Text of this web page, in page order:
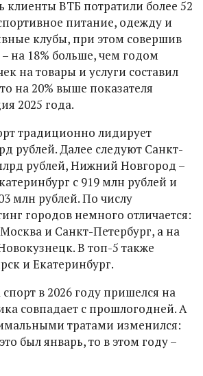
клиенты ВТБ потратили более 52
питание, одежду и
клубы, при этом совершив
на 18% больше, чем годом
на товары и услуги составил
на 20% выше показателя
2025 года.
традиционно лидирует
рублей. Далее следуют Санкт-
рублей, Нижний Новгород –
с 919 млн рублей и
млн рублей. По числу
городов немного отличается:
и Санкт-Петербург, а на
В топ-5 также
и Екатеринбург.
в 2026 году пришелся на
совпадает с прошлогодней. А
тратами изменился:
был январь, то в этом году –